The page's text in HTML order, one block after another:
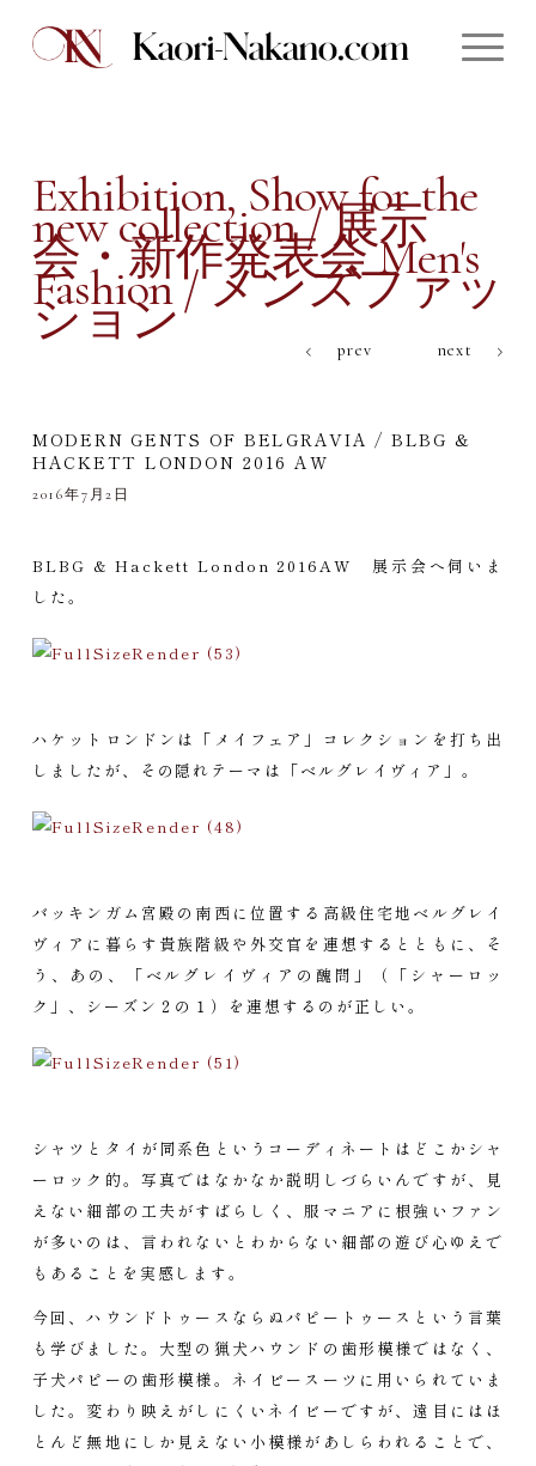
Exhibition, Show for the
new collection / 展示
会・新作発表会 Men's
Fashion / メンズファッ
ション
prev next
MODERN GENTS OF BELGRAVIA / BLBG &
HACKETT LONDON 2016 AW
2016年7月2日
BLBG & Hackett London 2016AW 展示会へ伺いま
した。
ハケットロンドンは「メイフェア」コレクションを打ち出
しましたが、その隠れテーマは「ベルグレイヴィア」。
バッキンガム宮殿の南西に位置する高級住宅地ベルグレイ
ヴィアに暮らす貴族階級や外交官を連想するとともに、そ
う、あの、「ベルグレイヴィアの醜問」（「シャーロッ
ク」、シーズン２の１）を連想するのが正しい。
シャツとタイが同系色というコーディネートはどこかシャ
ーロック的。写真ではなかなか説明しづらいんですが、見
えない細部の工夫がすばらしく、服マニアに根強いファン
が多いのは、言われないとわからない細部の遊び心ゆえで
もあることを実感します。
今回、ハウンドトゥースならぬパピートゥースという言葉
も学びました。大型の猟犬ハウンドの歯形模様ではなく、
子犬パピーの歯形模様。ネイビースーツに用いられていま
した。変わり映えがしにくいネイビーですが、遠目にはほ
とんど無地にしか見えない小模様があしらわれることで、